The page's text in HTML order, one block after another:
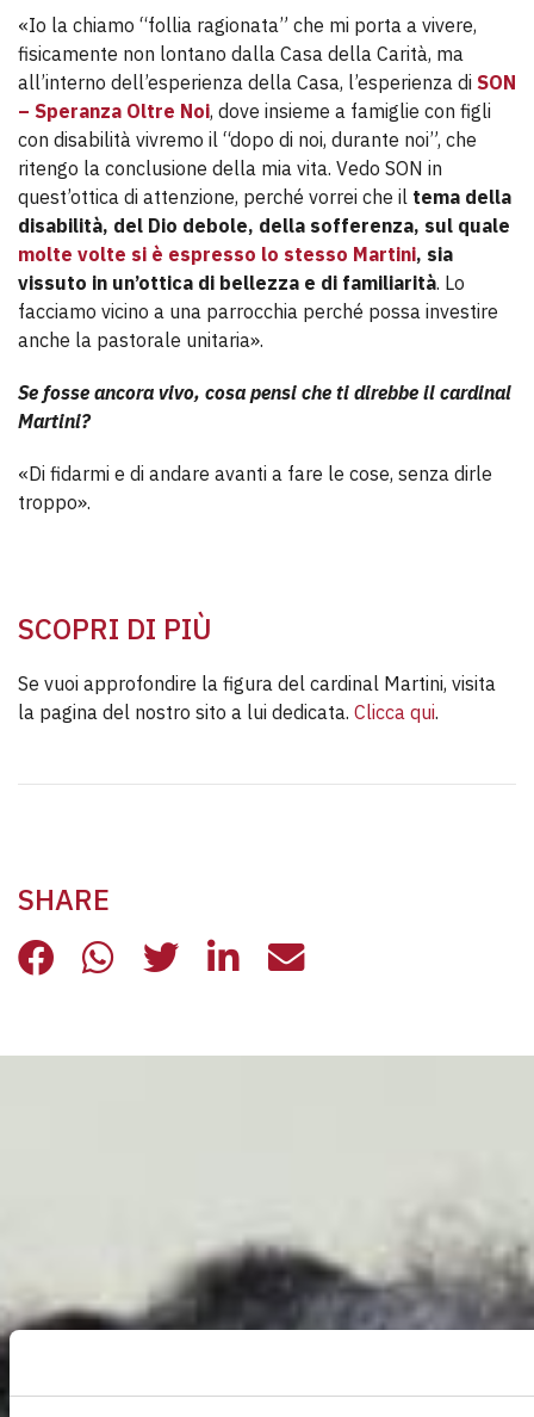
«Io la chiamo “follia ragionata” che mi porta a vivere,
fisicamente non lontano dalla Casa della Carità, ma
all’interno dell’esperienza della Casa, l’esperienza di SON
– Speranza Oltre Noi, dove insieme a famiglie con figli
con disabilità vivremo il “dopo di noi, durante noi”, che
ritengo la conclusione della mia vita. Vedo SON in
quest’ottica di attenzione, perché vorrei che il tema della
disabilità, del Dio debole, della sofferenza, sul quale
molte volte si è espresso lo stesso Martini, sia
vissuto in un’ottica di bellezza e di familiarità. Lo
facciamo vicino a una parrocchia perché possa investire
anche la pastorale unitaria».
Se fosse ancora vivo, cosa pensi che ti direbbe il cardinal
Martini?
«Di fidarmi e di andare avanti a fare le cose, senza dirle
troppo».
SCOPRI DI PIÙ
Se vuoi approfondire la figura del cardinal Martini, visita
la pagina del nostro sito a lui dedicata. Clicca qui.
SHARE
IO, IL CARDINAL MARTINI E LA
IO, IL CARDINAL MARTINI E LA
IO, IL CARDINAL MARTINI
IO, IL CARDINAL
IO, IL CARDINAL